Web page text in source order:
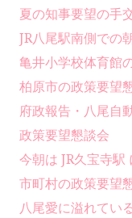
夏の知事要望の手
JR八尾駅南側での
亀井小学校体育館
柏原市の政策要望
府政報告・八尾自
政策要望懇談会
今朝は JR久宝寺駅
市町村の政策要望
八尾愛に溢れてい